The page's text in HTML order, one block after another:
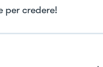
per credere!